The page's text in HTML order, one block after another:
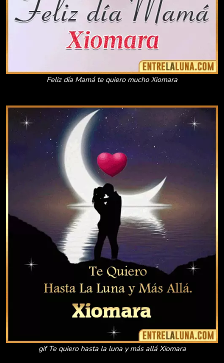
Feliz día Mamá te quiero mucho Xiomara
gif Te quiero hasta la luna y más allá Xiomara